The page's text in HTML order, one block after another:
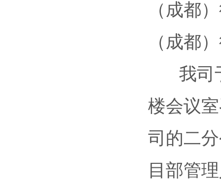
（成都
（成都
我司于
楼会议
司的二
目部管